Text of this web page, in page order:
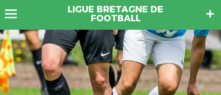
LIGUE BRETAGNE DE
FOOTBALL